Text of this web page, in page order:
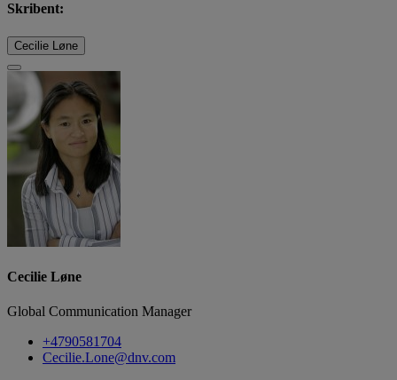
Skribent:
Cecilie Løne
Cecilie Løne
Global Communication Manager
+4790581704
Cecilie.Lone@dnv.com